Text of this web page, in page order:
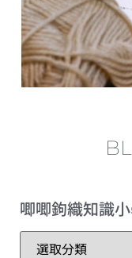
繞線
唧唧鉤織知識小